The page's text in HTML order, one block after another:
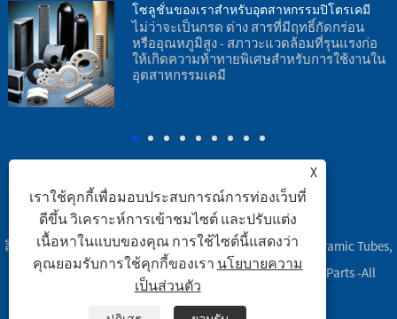
โซลูชั่นของเราสำหรับอุตสาหกรรมปิโตรเคมี
ไม่ว่าจะเป็นกรด ด่าง สารที่มีฤทธิ์กัดกร่อน
หรืออุณหภูมิสูง - สภาวะแวดล้อมที่รุนแรงก่อ
ให้เกิดความท้าทายพิเศษสำหรับการใช้งานใน
อุตสาหกรรมเคมี
ลิงค์| Sitemap| RSS| XML|
ลิขสิทธิ์ © 2003 Engineering Ceramic Co., Ltd. - Alumina Ceramic Tubes,
Alumina Ceramic Labware, Alumina Ceramic Machined Parts -All
X
เราใช้คุกกี้เพื่อมอบประสบการณ์การท่องเว็บที่
ดีขึ้น วิเคราะห์การเข้าชมไซต์ และปรับแต่ง
เนื้อหาในแบบของคุณ การใช้ไซต์นี้แสดงว่า
คุณยอมรับการใช้คุกกี้ของเรา นโยบายความ
เป็นส่วนตัว